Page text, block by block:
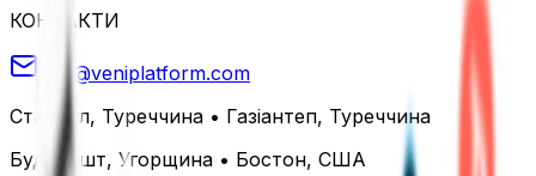
КОНТАКТИ
info@veniplatform.com
Стамбул, Туреччина • Газіантеп, Туреччина
Будапешт, Угорщина • Бостон, США